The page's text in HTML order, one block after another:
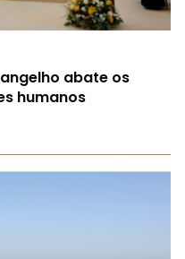
abate os
humanos